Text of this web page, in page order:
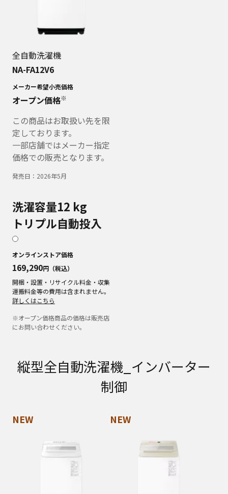
全自動洗濯機
NA-FA12V6
メーカー希望小売価格
オープン価格※
この商品はお取扱い先を限
定しております。
一部店舗ではメーカー指定
価格での販売となります。
発売日： 2026年5月
洗濯容量12 kg
トリプル自動投入
オンラインストア価格
169,290円（税込）
開梱・設置・リサイクル料金・収集
運搬料金等の費用は含まれません。
詳しくはこちら
※オープン価格商品の価格は販売店
にお問い合わせください。
縦型全自動洗濯機_インバーター
制御
NEW NEW